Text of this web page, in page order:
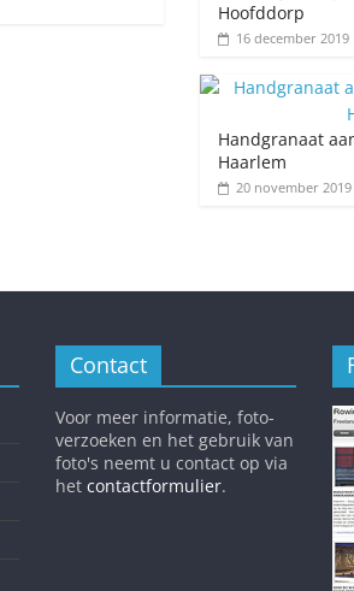
Hoofddorp
16 december 2019
Handgranaat
Haarlem
20 november 2019
Contact
Voor meer informatie, foto-
verzoeken en het gebruik van
foto's neemt u contact op via
het contactformulier.